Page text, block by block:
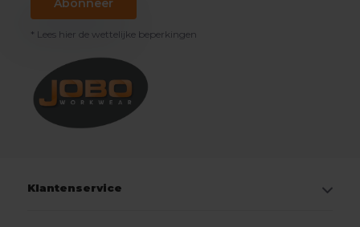
Abonneer
* Lees hier de wettelijke beperkingen
Klantenservice